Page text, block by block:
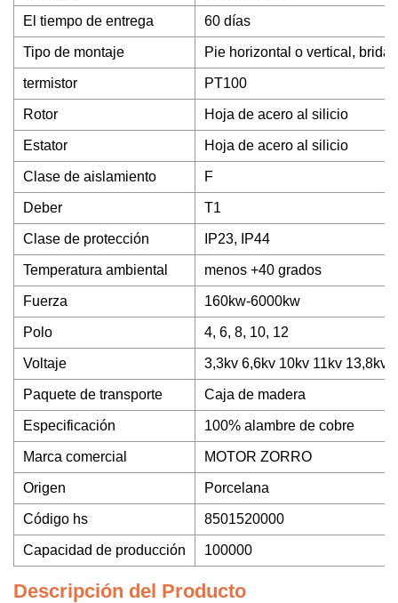
El tiempo de entrega 60 días
Tipo de montaje Pie horizontal o vertical, brida
termistor PT100
Rotor Hoja de acero al silicio
Estator Hoja de acero al silicio
Clase de aislamiento F
Deber T1
Clase de protección IP23, IP44
Temperatura ambiental menos +40 grados
Fuerza 160kw-6000kw
Polo 4, 6, 8, 10, 12
Voltaje 3,3kv 6,6kv 10kv 11kv 13,8kv
Paquete de transporte Caja de madera
Especificación 100% alambre de cobre
Marca comercial MOTOR ZORRO
Origen Porcelana
Código hs 8501520000
Capacidad de producción 100000
Descripción del Producto